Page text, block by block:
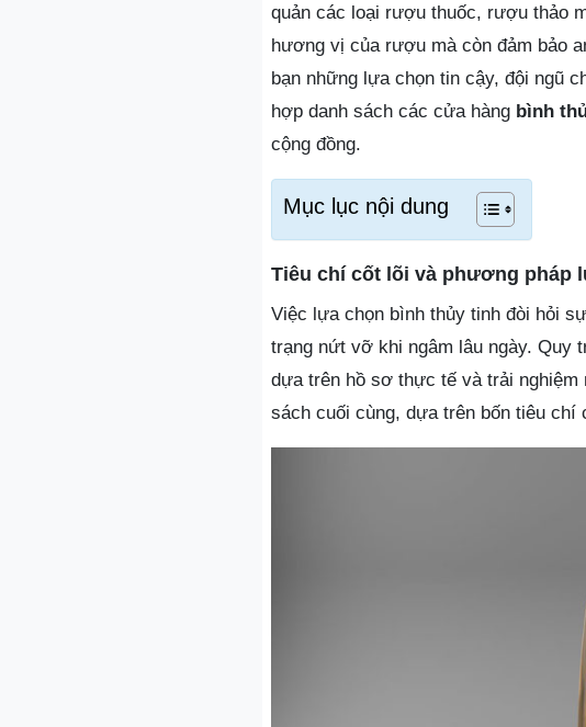
quản các loại rượu thuốc, rượu thảo
hương vị của rượu mà còn đảm bảo
bạn những lựa chọn tin cậy, đội ngũ
hợp danh sách các cửa hàng bình
cộng đồng.
Mục lục nội dung
Tiêu chí cốt lõi và phương pháp
Việc lựa chọn bình thủy tinh đòi hỏi
trạng nứt vỡ khi ngâm lâu ngày. Quy
dựa trên hồ sơ thực tế và trải nghiệm
sách cuối cùng, dựa trên bốn tiêu chí